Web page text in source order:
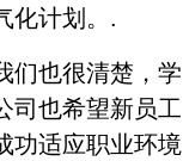
化计划。.
们也很清楚，学
司也希望新员工
功适应职业环境